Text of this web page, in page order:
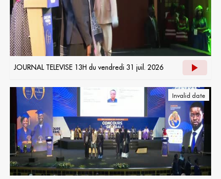
JOURNAL TELEVISE 13H du vendredi 31 juil. 2026
Invalid date